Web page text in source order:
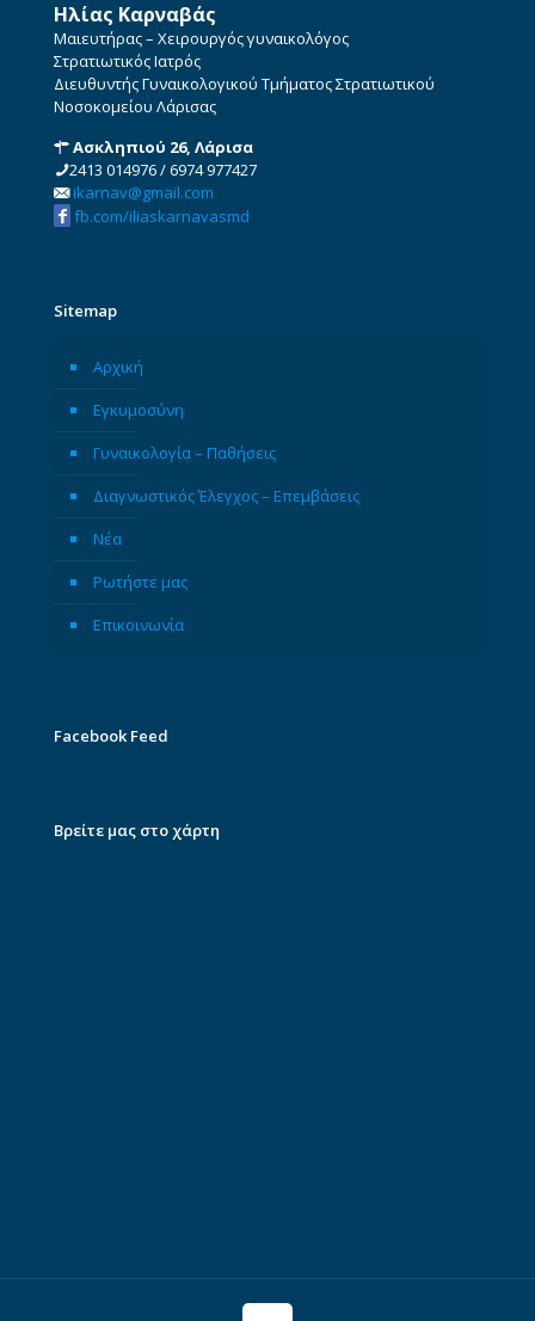
Ηλίας Καρναβάς
Μαιευτήρας – Χειρουργός γυναικολόγος
Στρατιωτικός Ιατρός
Διευθυντής Γυναικολογικού Τμήματος Στρατιωτικού
Νοσοκομείου Λάρισας
Ασκληπιού 26, Λάρισα
2413 014976/6974 977427
ikarnav@gmail.com
fb.com/iliaskarnavasmd
Sitemap
Αρχική
Εγκυμοσύνη
Γυναικολογία – Παθήσεις
Διαγνωστικός Έλεγχος – Επεμβάσεις
Νέα
Ρωτήστε μας
Επικοινωνία
Facebook Feed
Βρείτε μας στο χάρτη